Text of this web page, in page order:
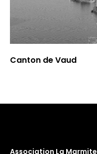
Canton de Vaud
Association La Marmite